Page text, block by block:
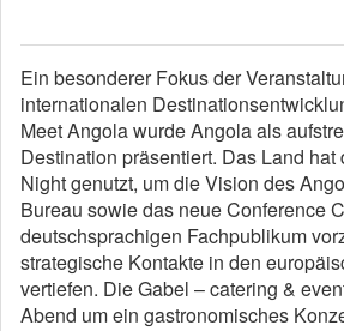
Ein besonderer Fokus der
internationalen
Meet Angola wurde Angola als
Destination präsentiert. Das Land hat
Night genutzt, um die Vision des
Bureau sowie das neue Conference
deutschsprachigen Fachpublikum
strategische Kontakte in den
vertiefen. Die Gabel – catering &
Abend um ein gastronomisches